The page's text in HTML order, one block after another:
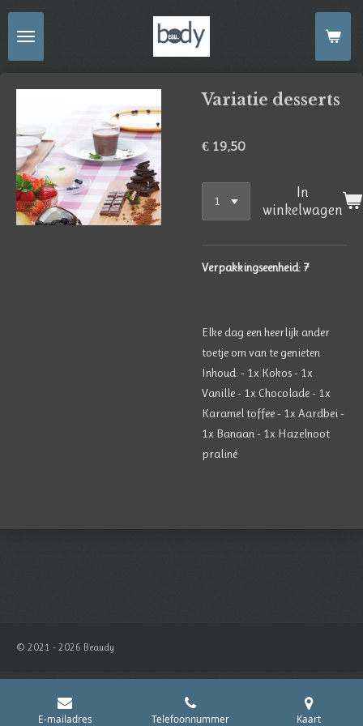
Ga
direct
naar
Variatie desserts
€ 19,50
In
winkelwagen
Verpakkingseenheid: 7
Elke dag een heerlijk ander
toetje om van te genieten
Inhoud: - 1x Kokos - 1x
Vanille - 1x Chocolade - 1x
Karamel toffee - 1x Aardbei -
1x Banaan - 1x Hazelnoot
praliné
© 2021 - 2026 Beaudy
E-mailadres Telefoonnummer Kaart